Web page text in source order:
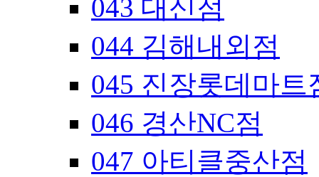
043 대신점
044 김해내외점
045 진장롯데마트
046 경산NC점
047 아티클중산점